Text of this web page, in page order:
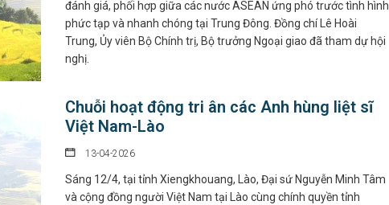
đánh giá, phối hợp giữa các nước ASEAN ứng phó trước tình hình
phức tạp và nhanh chóng tại Trung Đông. Đồng chí Lê Hoài
Trung, Ủy viên Bộ Chính trị, Bộ trưởng Ngoại giao đã tham dự hội
nghị.
Chuỗi hoạt động tri ân các Anh hùng liệt sĩ
Việt Nam-Lào
13-04-2026
Sáng 12/4, tại tỉnh Xiengkhouang, Lào, Đại sứ Nguyễn Minh Tâm
và cộng đồng người Việt Nam tại Lào cùng chính quyền tỉnh